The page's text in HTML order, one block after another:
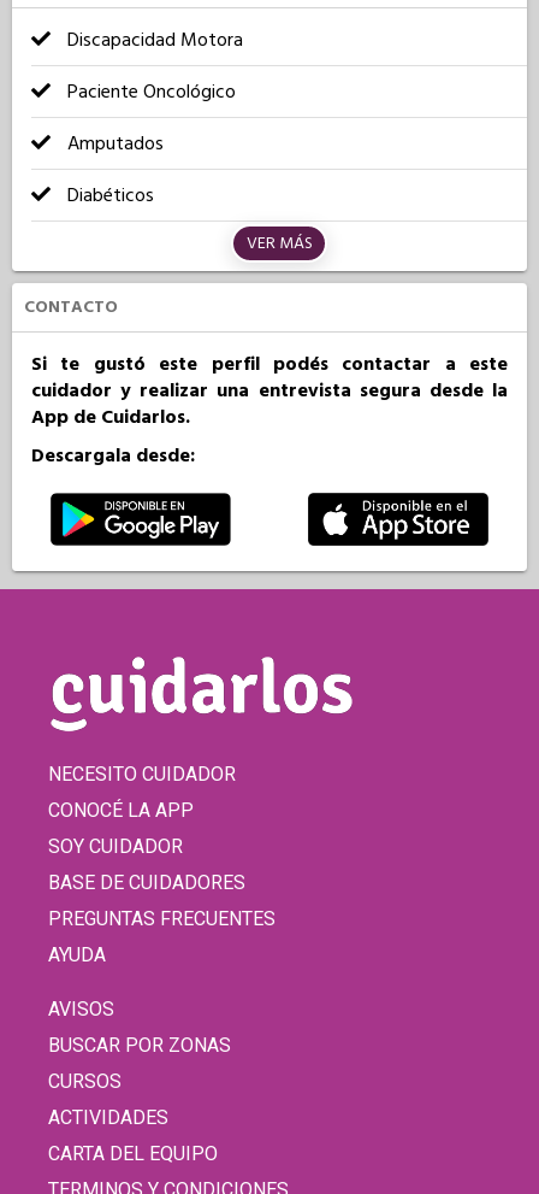
Discapacidad Motora
Paciente Oncológico
Amputados
Diabéticos
VER MÁS
CONTACTO
Si te gustó este perfil podés contactar a este
cuidador y realizar una entrevista segura desde la
App de Cuidarlos.
Descargala desde:
NECESITO CUIDADOR
CONOCÉ LA APP
SOY CUIDADOR
BASE DE CUIDADORES
PREGUNTAS FRECUENTES
AYUDA
AVISOS
BUSCAR POR ZONAS
CURSOS
ACTIVIDADES
CARTA DEL EQUIPO
TERMINOS Y CONDICIONES